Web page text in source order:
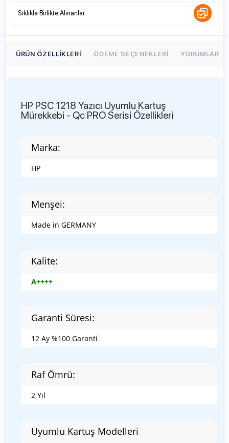
Sıklıkla Birlikte Alınanlar
ÜRÜN ÖZELLIKLERI ÖDEME SEÇENEKLERI YORUMLAR
HP PSC 1218 Yazıcı Uyumlu Kartuş
Mürekkebi - Qc PRO Serisi Özellikleri
Marka:
HP
Menşei:
Made in GERMANY
Kalite:
A++++
Garanti Süresi:
12 Ay %100 Garanti
Raf Ömrü:
2 Yıl
Uyumlu Kartuş Modelleri